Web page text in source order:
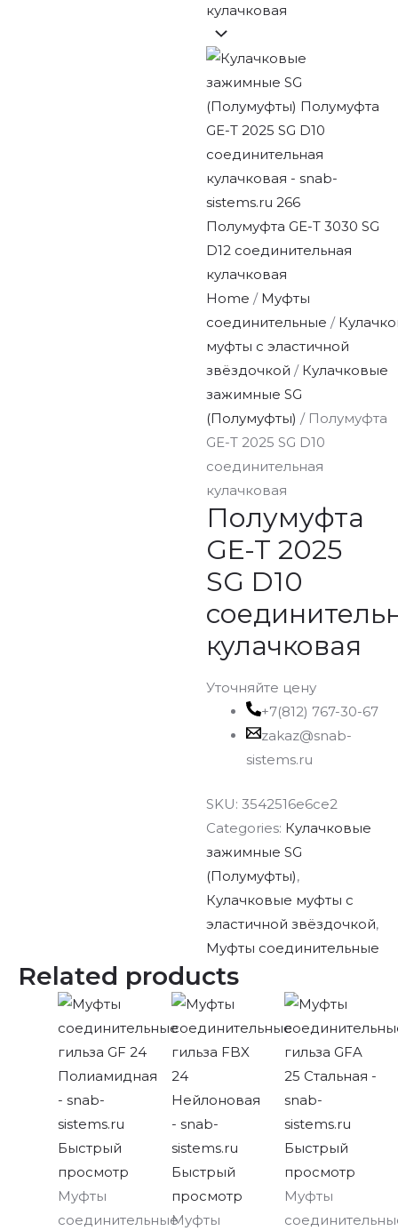
кулачковая
Полумуфта GE-T 3030 SG
D12 соединительная
кулачковая
Home / Муфты
соединительные /
муфты с эластичной
звёздочкой / Кулачковые
зажимные SG
(Полумуфты) / Полумуфта
GE-T 2025 SG D10
соединительная
кулачковая
Полумуфта
GE-T 2025
SG D10
кулачковая
Уточняйте цену
+7(812) 767-30-67
zakaz@snab-
sistems.ru
SKU:3542516e6ce2
Categories: Кулачковые
зажимные SG
(Полумуфты),
Кулачковые муфты с
эластичной звёздочкой,
Муфты соединительные
Related products
Быстрый
просмотр
Муфты
соединительные
Быстрый
просмотр
Муфты
Быстрый
просмотр
Муфты